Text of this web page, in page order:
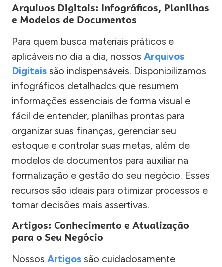
Arquivos Digitais: Infográficos, Planilhas
e Modelos de Documentos
Para quem busca materiais práticos e
aplicáveis no dia a dia, nossos Arquivos
Digitais são indispensáveis. Disponibilizamos
infográficos detalhados que resumem
informações essenciais de forma visual e
fácil de entender, planilhas prontas para
organizar suas finanças, gerenciar seu
estoque e controlar suas metas, além de
modelos de documentos para auxiliar na
formalização e gestão do seu negócio. Esses
recursos são ideais para otimizar processos e
tomar decisões mais assertivas.
Artigos: Conhecimento e Atualização
para o Seu Negócio
Nossos Artigos são cuidadosamente